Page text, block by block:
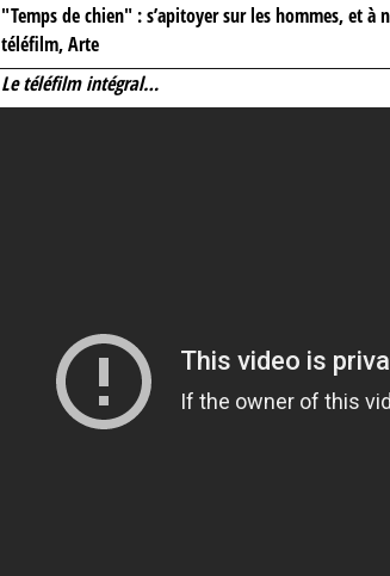
"Temps de chien" : s’apitoyer sur les hommes, et
téléfilm, Arte
Le téléfilm intégral…